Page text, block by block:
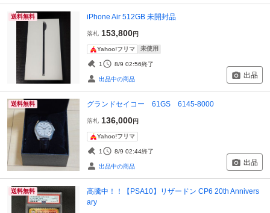
送料無料 iPhone Air 512GB 未開封品
落札 153,800円
Yahoo!フリマ 未使用
1 8/9 02:56終了
出品中の商品 出品
送料無料 グランドセイコー 61GS 6145-8000
落札 136,000円
Yahoo!フリマ
1 8/9 02:44終了
出品中の商品 出品
送料無料
高騰中！！【PSA10】リザードン CP6 20th Annivers
ary